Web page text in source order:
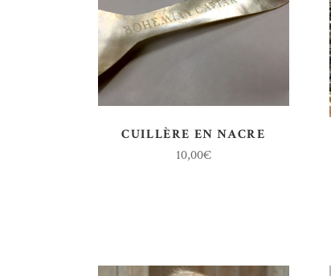
CUILLÈRE EN NACRE
10,00€